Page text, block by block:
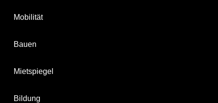
Mobilität
Bauen
Mietspiegel
Bildung